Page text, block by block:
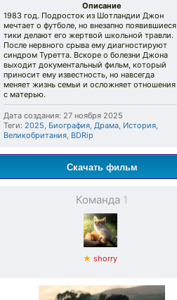
Описание
1983 год. Подросток из Шотландии Джон
мечтает о футболе, но внезапно появившиеся
тики делают его жертвой школьной травли.
После нервного срыва ему диагностируют
синдром Туретта. Вскоре о болезни Джона
выходит документальный фильм, который
приносит ему известность, но навсегда
меняет жизнь семьи и осложняет отношения
с матерью.
Дата создания: 27 ноября 2025
Теги: 2025, Биография, Драма, История,
Великобритания, BDRip
Скачать фильм
Команда 1
★ shorry